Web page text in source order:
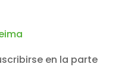
en la parte